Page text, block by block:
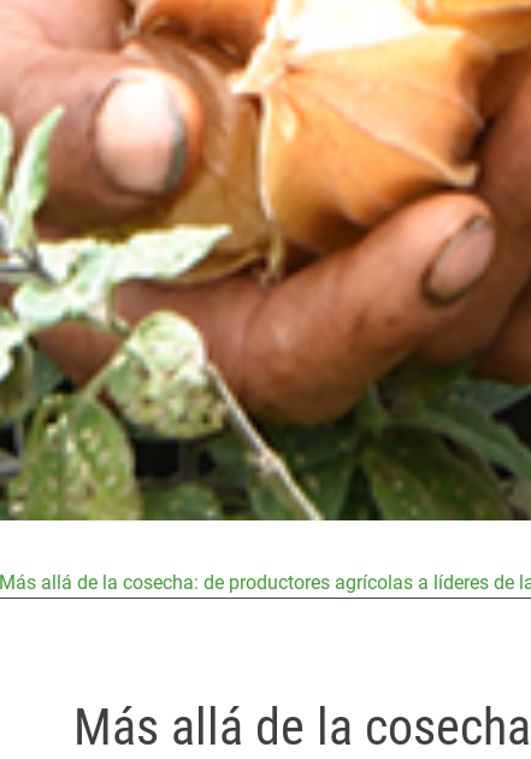
Más allá de la cosecha: de productores agrícolas a líderes de
Más allá de la